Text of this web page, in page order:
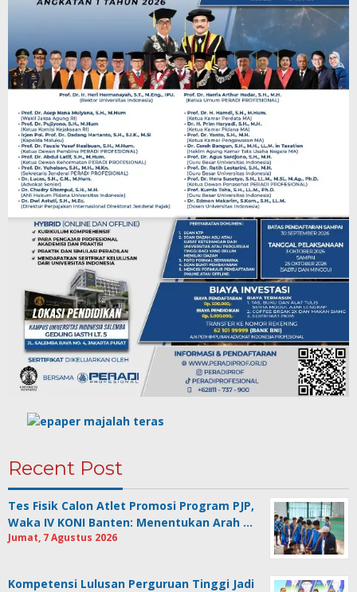
Recent Post
Tes Fisik Calon Atlet Promosi Program PJP,
Waka IV KONI Banten: Menentukan Arah …
Jumat, 7 Agustus 2026
Kompetensi Lulusan Perguruan Tinggi Jadi